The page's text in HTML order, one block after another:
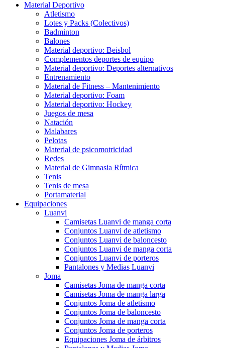
Material Deportivo
Atletismo
Lotes y Packs (Colectivos)
Badminton
Balones
Material deportivo: Beisbol
Complementos deportes de equipo
Material deportivo: Deportes alternativos
Entrenamiento
Material de Fitness – Mantenimiento
Material deportivo: Foam
Material deportivo: Hockey
Juegos de mesa
Natación
Malabares
Pelotas
Material de psicomotricidad
Redes
Material de Gimnasia Rítmica
Tenis
Tenis de mesa
Portamaterial
Equipaciones
Luanvi
Camisetas Luanvi de manga corta
Conjuntos Luanvi de atletismo
Conjuntos Luanvi de baloncesto
Conjuntos Luanvi de manga corta
Conjuntos Luanvi de porteros
Pantalones y Medias Luanvi
Joma
Camisetas Joma de manga corta
Camisetas Joma de manga larga
Conjuntos Joma de atletismo
Conjuntos Joma de baloncesto
Conjuntos Joma de manga corta
Conjuntos Joma de porteros
Equipaciones Joma de árbitros